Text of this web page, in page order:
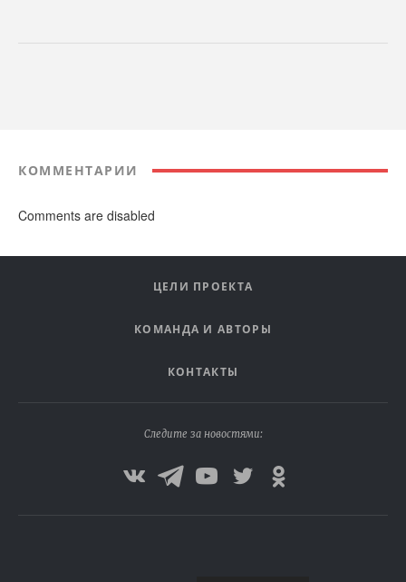
КОММЕНТАРИИ
Comments are disabled
ЦЕЛИ ПРОЕКТА
КОМАНДА И АВТОРЫ
КОНТАКТЫ
Следите за новостями: